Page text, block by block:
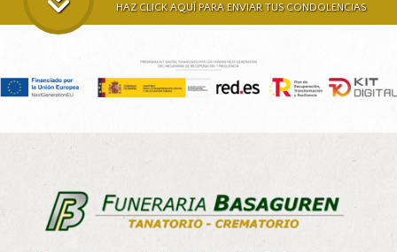
HAZ CLICK AQUÍ PARA ENVIAR TUS CONDOLENCIAS